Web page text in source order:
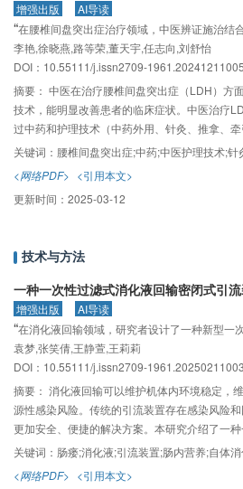
增强出版 AI导读
“在腰椎间盘突出症治疗领域，中医辨证施治结
状，为临床治疗提供新思路。”
李艳,徐晓燕,路等荣,董天宇,任志向,刘舒怡
DOI：10.55111/j.issn2709-1961.20241211005
摘要： 中医在治疗腰椎间盘突出症（LDH）方
技术，能明显改善患者的临床症状。中医治疗
过中药和护理技术（中药外用、针灸、推拿、
的具体情况进行个体化干预，标本兼治，最终达
目的。本研究总结归纳LDH的中医治疗及护理
LDH提供更多的思路和方法。
关键词： 腰椎间盘突出症;中药;中医护理技术;针
<网络PDF> <引用本文>
更新时间： 2025-03-12
技术与方法
一种一次性过滤式消化液回输密闭式引
增强出版 AI导读
“在消化液回输领域，研究者设计了一种新型一
全性和有效性。”
袁梦,张笑倩,王静萱,王莉莉
DOI：10.55111/j.issn2709-1961.20250211003
摘要： 消化液回输可以维护机体内环境稳定，
源性感染风险。传统的引流装置存在感染风险
更加安全、便捷的解决方案。本研究介绍了一
式引流装置的设计与应用，集消化液回收、过滤
关键词： 肠瘘;消化液;引流装置;肠内营养;自体
<网络PDF> <引用本文>